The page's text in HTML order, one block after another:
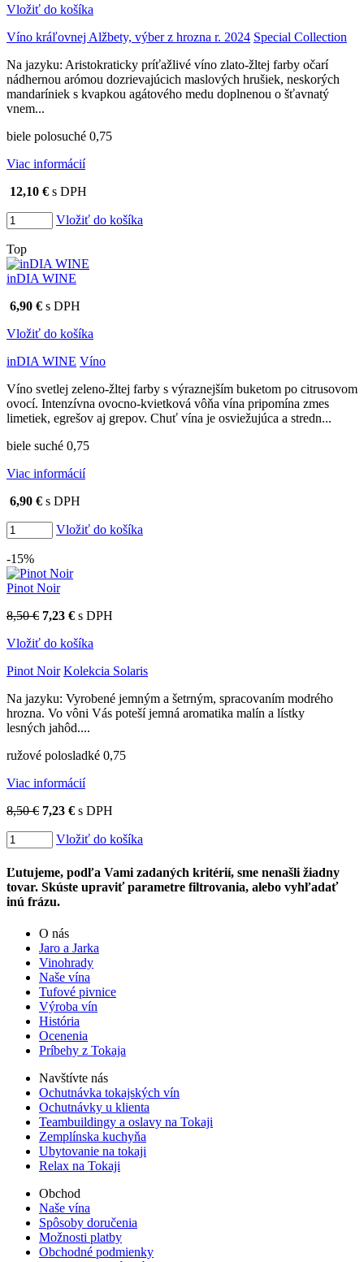
Vložiť do košíka
Víno kráľovnej Alžbety, výber z hrozna r. 2024 Special Collection
Na jazyku: Aristokraticky príťažlivé víno zlato-žltej farby očarí
nádhernou arómou dozrievajúcich maslových hrušiek, neskorých
mandaríniek s kvapkou agátového medu doplnenou o šťavnatý
vnem...
biele polosuché 0,75
Viac informácií
12,10 € s DPH
Vložiť do košíka
Top
inDIA WINE
6,90 € s DPH
Vložiť do košíka
inDIA WINE Víno
Víno svetlej zeleno-žltej farby s výraznejším buketom po citrusovom
ovocí. Intenzívna ovocno-kvietková vôňa vína pripomína zmes
limetiek, egrešov aj grepov. Chuť vína je osviežujúca a stredn...
biele suché 0,75
Viac informácií
6,90 € s DPH
Vložiť do košíka
-15%
Pinot Noir
8,50 € 7,23 € s DPH
Vložiť do košíka
Pinot Noir Kolekcia Solaris
Na jazyku: Vyrobené jemným a šetrným, spracovaním modrého
hrozna. Vo vôni Vás poteší jemná aromatika malín a lístky
lesných jahôd....
ružové polosladké 0,75
Viac informácií
8,50 € 7,23 € s DPH
Vložiť do košíka
Ľutujeme, podľa Vami zadaných kritérií, sme nenašli žiadny
tovar. Skúste upraviť parametre filtrovania, alebo vyhľadať
inú frázu.
O nás
Jaro a Jarka
Vinohrady
Naše vína
Tufové pivnice
Výroba vín
História
Ocenenia
Príbehy z Tokaja
Navštívte nás
Ochutnávka tokajských vín
Ochutnávky u klienta
Teambuildingy a oslavy na Tokaji
Zemplínska kuchyňa
Ubytovanie na tokaji
Relax na Tokaji
Obchod
Naše vína
Spôsoby doručenia
Možnosti platby
Obchodné podmienky